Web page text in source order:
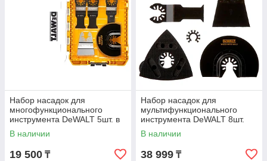
Набор насадок для
многофункционального
инструмента DeWALT 5шт. в
кейсе DT20761-QZ
В наличии
19 500 ₸
Набор насадок для
мультифункционального
инструмента DeWALT 8шт.
DT20731-QZ
В наличии
38 999 ₸